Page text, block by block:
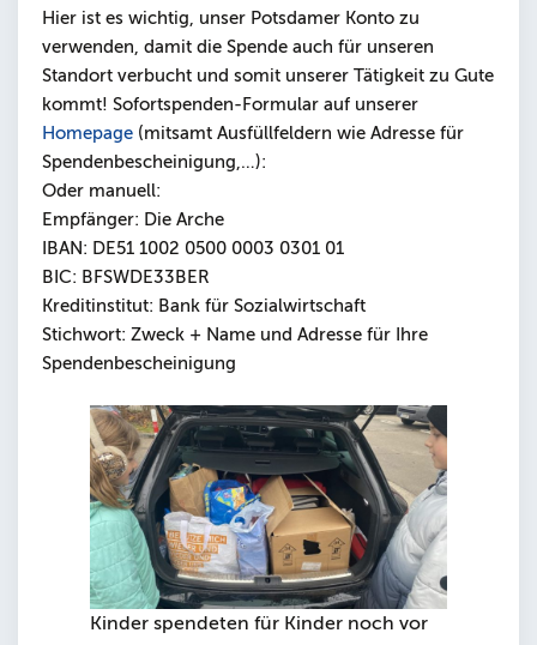
Hier ist es wichtig, unser Potsdamer Konto zu
verwenden, damit die Spende auch für unseren
Standort verbucht und somit unserer Tätigkeit zu Gute
kommt! Sofortspenden-Formular auf unserer
Homepage (mitsamt Ausfüllfeldern wie Adresse für
Spendenbescheinigung,…):
Oder manuell:
Empfänger: Die Arche
IBAN: DE51 1002 0500 0003 0301 01
BIC: BFSWDE33BER
Kreditinstitut: Bank für Sozialwirtschaft
Stichwort: Zweck + Name und Adresse für Ihre
Spendenbescheinigung
Kinder spendeten für Kinder noch vor